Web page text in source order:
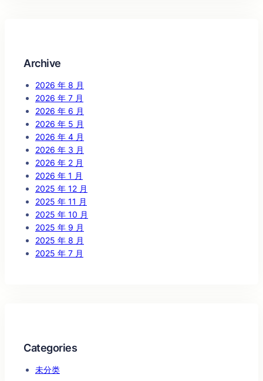
Archive
2026 年 8 月
2026 年 7 月
2026 年 6 月
2026 年 5 月
2026 年 4 月
2026 年 3 月
2026 年 2 月
2026 年 1 月
2025 年 12 月
2025 年 11 月
2025 年 10 月
2025 年 9 月
2025 年 8 月
2025 年 7 月
Categories
未分类